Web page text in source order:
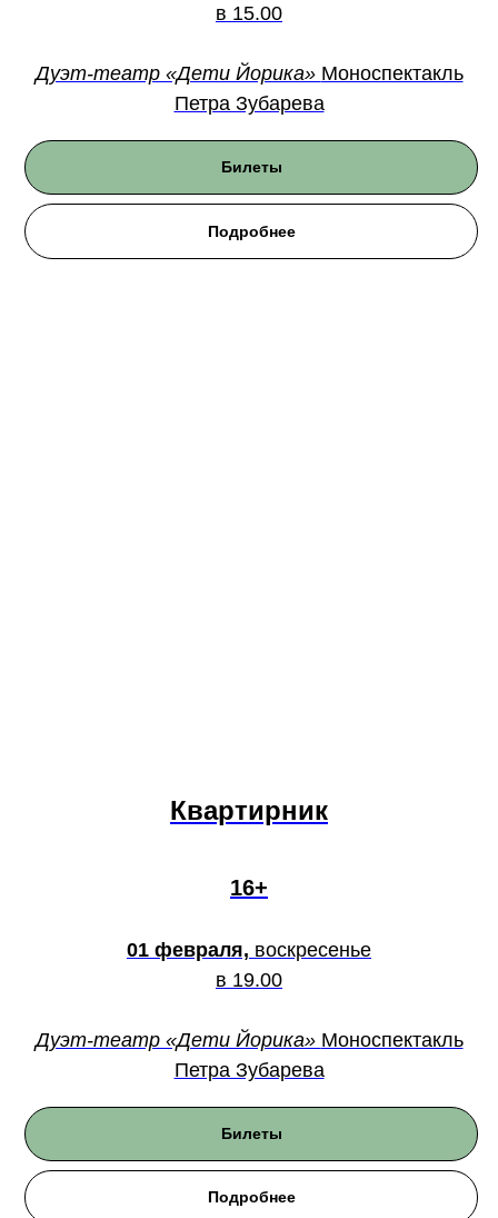
в 15.00
Дуэт-театр «Дети Йорика» Моноспектакль
Петра Зубарева
Билеты
Подробнее
Квартирник
16+
01 февраля, воскресенье
в 19.00
Дуэт-театр «Дети Йорика» Моноспектакль
Петра Зубарева
Билеты
Подробнее